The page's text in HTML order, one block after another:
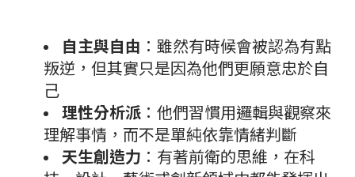
自主與自由 ：雖然有時候會被認為有點
叛逆，但其實只是因為他們更願意忠於自
己
理性分析派 ：他們習慣用邏輯與觀察來
理解事情，而不是單純依靠情緒判斷
天生創造力 ：有著前衛的思維，在科